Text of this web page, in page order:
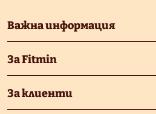
т
е
р
Важна информация
За Fitmin
За клиенти